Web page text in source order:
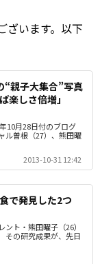
ざいます。以下
“親子大集合”写真
楽しさ倍増」
10月28日付のブログ
ル曽根（27）、熊田曜
2013-10-31 12:42
で発見した2つ
ト・熊田曜子（26）
その研究成果が、先日